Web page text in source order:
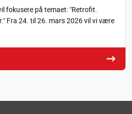
fokusere på temaet: "Retrofit.
Fra 24. til 26. mars 2026 vil vi være